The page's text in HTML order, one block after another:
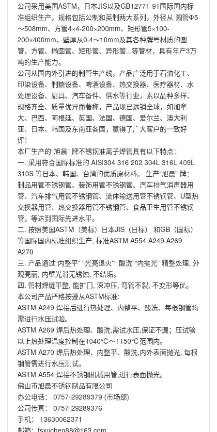
公司采用美国ASTM，日本JIS以及GB12771-91国际国内标
准组织生产，规格包括公制和英制两大系列，外径从 圆管Ф5
～508mm、方管4×4-200×200mm、矩形管5×100-
200×400mm、壁厚从0.4～10mm及其各种牌号材质的圆
管、方管、椭圆管、矩形管、异形管...等管材，具有年产3万
吨的生产能力。
公司从国内外引进的制管生产线，产品广泛用于石油化工、
印染设备、制糖设备、啤酒设备、热交换器、医疗器材、水
处理设备、厨具、汽车备件、供水等行业，素以品种多样、
规格齐全、质量优异而著称，产品现已远销全球，如加拿
大、巴西、阿根廷、英国、法国、德国、爱尔兰、澳大利
亚、日本、韩国及东南亚各国，赢得了广大客户的一致好
评！
本厂生产的“旭晨” 牌不锈钢准离子焊管具有以下特点：
一. 采用符合国际标准的 AISI304 316 202 304L 316L 409L
310S 等日本、韩国、台湾的优质原材料。 生产“旭晨” 牌：
制品用管不锈钢管、装饰用管不锈钢管、汽车排气消声器用
管、汽车排气用管不锈钢管、流体输送用管不锈钢管、U型热
交换器用管、热交换器用管不锈钢管、食品卫生用管不锈钢
管，等达到国际先进水平。
二. 按照美国ASTM（美标）日本JIS（日标） 和GB（国标）
等国际国内标准组织生产, 标准ASTM A554 A249 A269
A270
三. 产品通过“内整平” “光亮退火”“ 酸洗”“内抛光” 精整处理, 外
观亮丽, 内壁光滑无锈蚀, 不结垢。
四. 管材焊缝平整, 能扩囗, 深冲压, 弯管不裂, 不变形等优。
本公司产品严格按遵从ASTM标准:
ASTM A249 焊接后进行热处理、内整平、酸洗、每根钢管均
需进行水压试验。
ASTM A269 焊后热处理、酸洗,需试水压,保证不漏；压试验
以上热处理温度控制在1040℃～1150℃范围内。
ASTM A270 焊后热处理、内整平、酸洗,内外表面抛光, 每根
钢管需进行水压测试。
ASTM A554 焊接不锈钢机械用管,进行表面抛光。
佛山市旭晨不锈钢制品有限公司
办公电话： 0757-29289379 (市场部)
公司传真： 0757-29289376
手机： 13630062371
邮箱：fsxuchen88@163.com